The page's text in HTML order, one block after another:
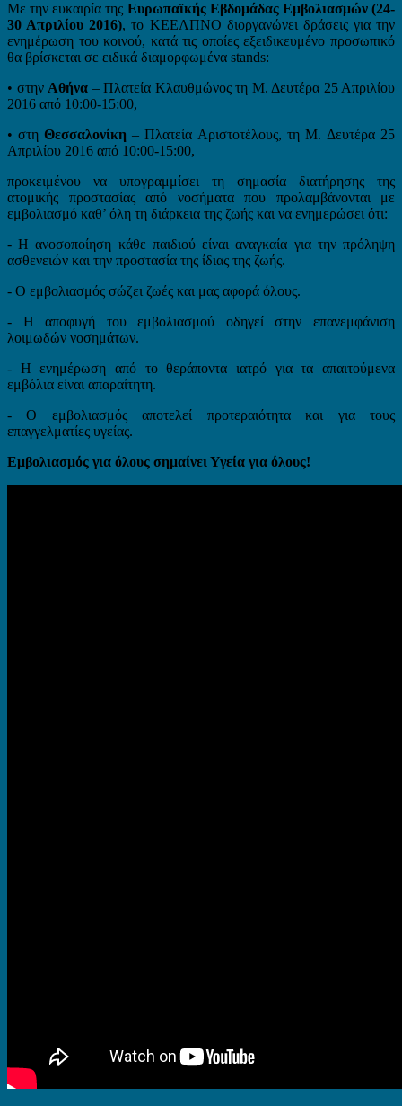
Με την ευκαιρία της Ευρωπαϊκής Εβδομάδας Εμβολιασμών (24-
30 Απριλίου 2016), το ΚΕΕΛΠΝΟ διοργανώνει δράσεις για την
ενημέρωση του κοινού, κατά τις οποίες εξειδικευμένο προσωπικό
θα βρίσκεται σε ειδικά διαμορφωμένα stands:
• στην Αθήνα – Πλατεία Κλαυθμώνος τη Μ. Δευτέρα 25 Απριλίου
2016 από 10:00-15:00,
• στηΘεσσαλονίκη – Πλατεία Αριστοτέλους, τη M. Δευτέρα 25
Απριλίου 2016 από 10:00-15:00,
προκειμένου να υπογραμμίσει τη σημασία διατήρησης της
ατομικής προστασίας από νοσήματα που προλαμβάνονται με
εμβολιασμό καθ’ όλη τη διάρκεια της ζωής και να ενημερώσει ότι:
- Η ανοσοποίηση κάθε παιδιού είναι αναγκαία για την πρόληψη
ασθενειών και την προστασία της ίδιας της ζωής.
- Ο εμβολιασμός σώζει ζωές και μας αφορά όλους.
- Η αποφυγή του εμβολιασμού οδηγεί στην επανεμφάνιση
λοιμωδών νοσημάτων.
- Η ενημέρωση από το θεράποντα ιατρό για τα απαιτούμενα
εμβόλια είναι απαραίτητη.
- Ο εμβολιασμός αποτελεί προτεραιότητα και για τους
επαγγελματίες υγείας.
Εμβολιασμός για όλους σημαίνει Υγεία για όλους!